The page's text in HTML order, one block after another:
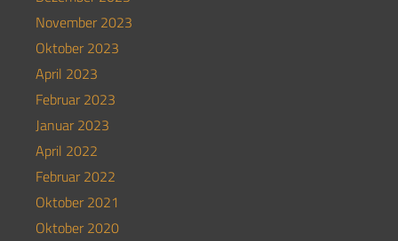
November 2023
Oktober 2023
April 2023
Februar 2023
Januar 2023
April 2022
Februar 2022
Oktober 2021
Oktober 2020